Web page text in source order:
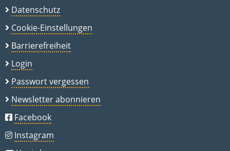
Datenschutz
Cookie-Einstellungen
Barrierefreiheit
Login
Passwort vergessen
Newsletter abonnieren
Facebook
Instagram